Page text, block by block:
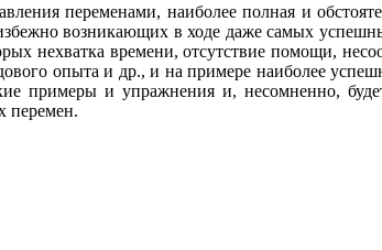
переменами, наиболее полная и
возникающих в ходе даже самых
нехватка времени, отсутствие помощи,
опыта и др., и на примере наиболее
примеры и упражнения и, несомненно,
перемен.